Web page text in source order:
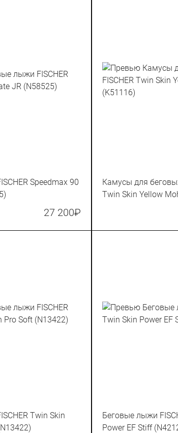
Speedmax 90
27 200₽
Камусы для
Twin Skin Yellow
Twin Skin
Беговые лыжи
Power EF Stiff